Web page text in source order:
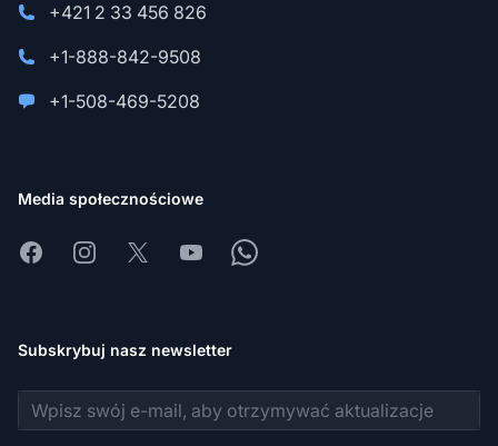
+421 2 33 456 826
+1-888-842-9508
+1-508-469-5208
Media społecznościowe
FacebookInstagram
X YoutubeWhatsapp
Subskrybuj nasz newsletter
Adres e-mail